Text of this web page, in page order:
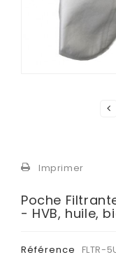
Imprimer
Poche
- HVB, huile,
Référence
FLTR-